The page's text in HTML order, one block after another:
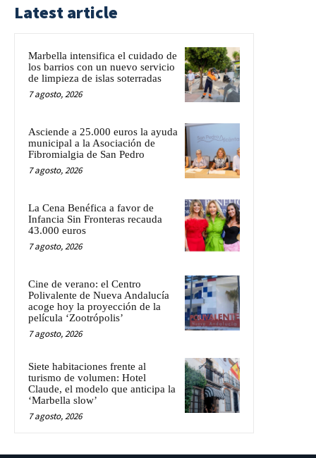
Latest article
Marbella intensifica el cuidado de
los barrios con un nuevo servicio
de limpieza de islas soterradas
7 agosto, 2026
Asciende a 25.000 euros la ayuda
municipal a la Asociación de
Fibromialgia de San Pedro
7 agosto, 2026
La Cena Benéfica a favor de
Infancia Sin Fronteras recauda
43.000 euros
7 agosto, 2026
Cine de verano: el Centro
Polivalente de Nueva Andalucía
acoge hoy la proyección de la
película ‘Zootrópolis’
7 agosto, 2026
Siete habitaciones frente al
turismo de volumen: Hotel
Claude, el modelo que anticipa la
‘Marbella slow’
7 agosto, 2026